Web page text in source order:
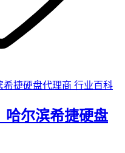
行业百科
哈尔滨希捷硬盘